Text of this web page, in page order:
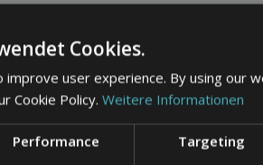
erlaube ich der
Diese Einwilligung
Cookies.
user experience. By using our
Cookie Policy. Weitere Informationen
Performance Targeting